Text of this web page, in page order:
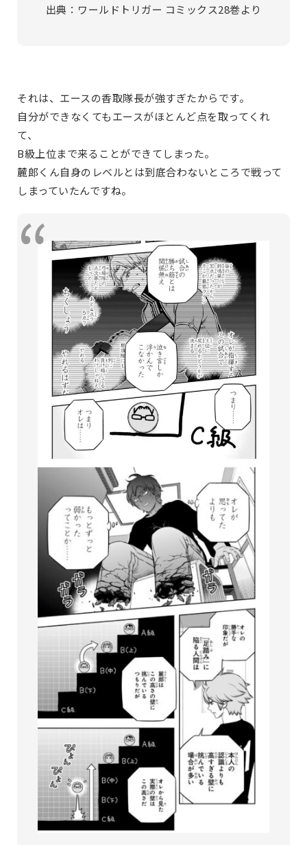
出典：ワールドトリガー コミックス28巻より
それは、エースの香取隊長が強すぎたからです。
自分ができなくてもエースがほとんど点を取ってくれ
て、
B級上位まで来ることができてしまった。
麓郎くん自身のレベルとは到底合わないところで戦って
しまっていたんですね。